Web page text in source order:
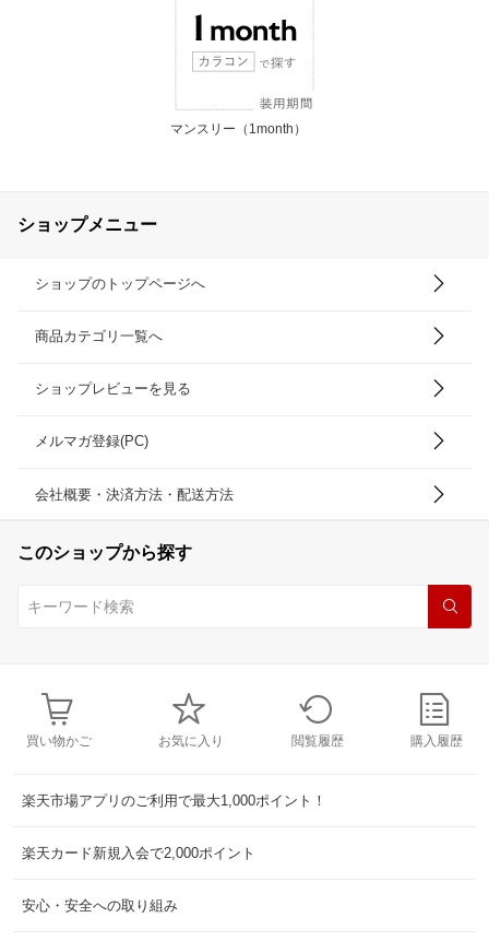
マンスリー（1month）
ショップメニュー
ショップのトップページへ
商品カテゴリ一覧へ
ショップレビューを見る
メルマガ登録(PC)
会社概要・決済方法・配送方法
このショップから探す
買い物かご お気に入り 閲覧履歴 購入履歴
楽天市場アプリのご利用で最大1,000ポイント！
楽天カード新規入会で2,000ポイント
安心・安全への取り組み